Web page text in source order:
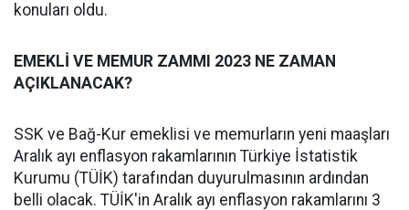
konuları oldu.
EMEKLİ VE MEMUR ZAMMI 2023 NE ZAMAN
AÇIKLANACAK?
SSK ve Bağ-Kur emeklisi ve memurların yeni maaşları
Aralık ayı enflasyon rakamlarının Türkiye İstatistik
Kurumu (TÜİK) tarafından duyurulmasının ardından
belli olacak. TÜİK'in Aralık ayı enflasyon rakamlarını 3